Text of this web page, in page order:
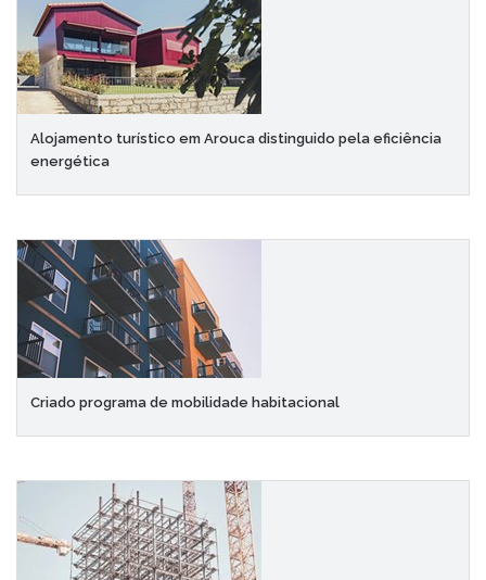
Alojamento turístico em Arouca distinguido pela eficiência
energética
Criado programa de mobilidade habitacional